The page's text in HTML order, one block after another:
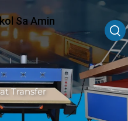
Sa Amin
Transfer